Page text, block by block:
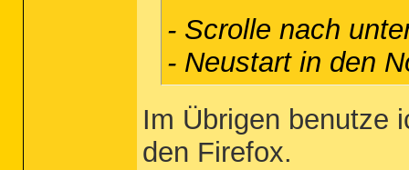
- Scrolle nach
- Neustart in den
Im Übrigen benutze
den Firefox.